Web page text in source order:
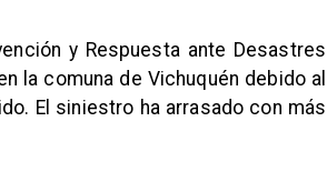
y Respuesta ante Desastres
la comuna de Vichuquén debido al
El siniestro ha arrasado con más